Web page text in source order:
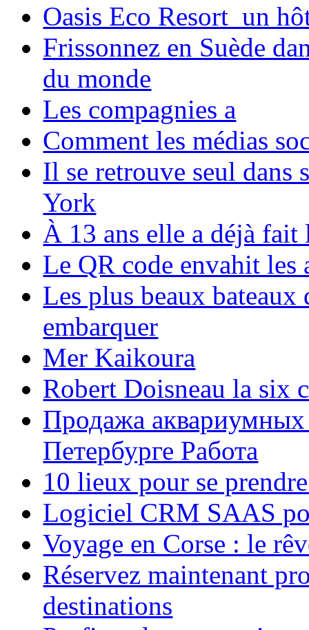
Oasis Eco Resort un
Frissonnez en Suède
du monde
Les compagnies a
Comment les médias
Il se retrouve seul dans
York
À 13 ans elle a déjà
Le QR code envahit les
Les plus beaux bateaux
embarquer
Mer Kaikoura
Robert Doisneau la six
Продажа аквариумных
Петербурге Работа
10 lieux pour se
Logiciel CRM SAAS
Voyage en Corse : le
Réservez maintenant
destinations